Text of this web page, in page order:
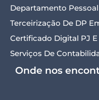
Departamento
Terceirização De DP
Certificado Digital PJ
Serviços De
Onde nos